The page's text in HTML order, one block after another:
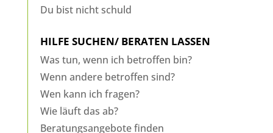
Du bist nicht schuld
HILFE SUCHEN/ BERATEN LASSEN
Was tun, wenn ich betroffen bin?
Wenn andere betroffen sind?
Wen kann ich fragen?
Wie läuft das ab?
Beratungsangebote finden